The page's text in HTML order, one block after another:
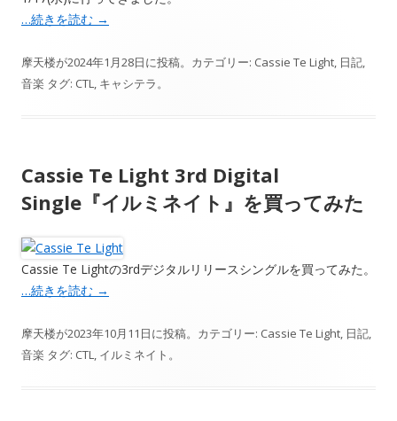
…続きを読む →
摩天楼が2024年1月28日に投稿。カテゴリー: Cassie Te Light, 日記,
音楽 タグ: CTL, キャシテラ。
Cassie Te Light 3rd Digital
Single『イルミネイト』を買ってみた
Cassie Te Lightの3rdデジタルリリースシングルを買ってみた。
…続きを読む →
摩天楼が2023年10月11日に投稿。カテゴリー: Cassie Te Light, 日記,
音楽 タグ: CTL, イルミネイト 。